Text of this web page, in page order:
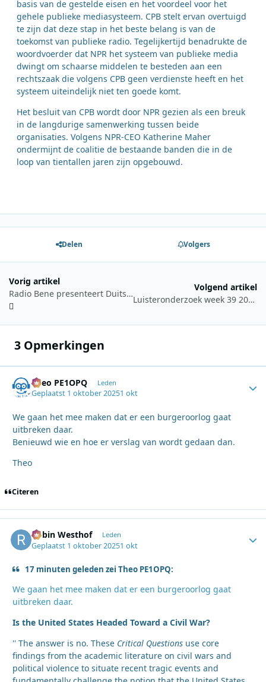
basis van de gestelde eisen en het voordeel voor het
gehele publieke mediasysteem. CPB stelt ervan overtuigd
te zijn dat deze stap in het beste belang is van de
toekomst van publieke radio. Tegelijkertijd benadrukte de
woordvoerder dat NPR het systeem van publieke media
dwingt om schaarse middelen te besteden aan een
rechtszaak die volgens CPB geen verdienste heeft en het
systeem uiteindelijk niet ten goede komt.
Het besluit van CPB wordt door NPR gezien als een breuk
in de langdurige samenwerking tussen beide
organisaties. Volgens NPR-CEO Katherine Maher
ondermijnt de coalitie de bestaande banden die in de
loop van tientallen jaren zijn opgebouwd.
Delen Volgers
Vorig artikel
Radio Bene presenteert Duitse 40 op Dag van de Duitse Eenheid
Volgend artikel
Luisteronderzoek week 39 2025: NPO Radio 2 blijft marktleider, NPO Radio 5 stijgt fors
3 Opmerkingen
Theo PE1OPQ Leden
Geplaatst 1 oktober 20251 okt
We gaan het mee maken dat er een burgeroorlog gaat
uitbreken daar.
Benieuwd wie en hoe er verslag van wordt gedaan dan.
Theo
Citeren
Robin Westhof Leden
Geplaatst 1 oktober 20251 okt
17 minuten geleden zei Theo PE1OPQ:
We gaan het mee maken dat er een burgeroorlog gaat
uitbreken daar.
Is the United States Headed Toward a Civil War?
'' The answer is no. These Critical Questions use core
findings from the academic literature on civil wars and
political violence to situate recent tragic events and